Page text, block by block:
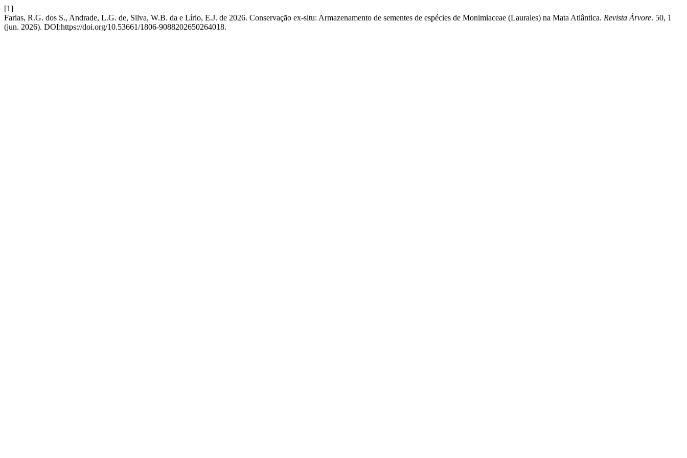
[1]
Farias, R.G. dos S., Andrade, L.G. de, Silva, W.B. da e Lírio, E.J. de 2026. Conservação ex-situ: Armazenamento de sementes de espécies de Monimiaceae (Laurales) na Mata Atlântica. Revista Árvore. 50, 1
(jun. 2026). DOI:https://doi.org/10.53661/1806-9088202650264018.